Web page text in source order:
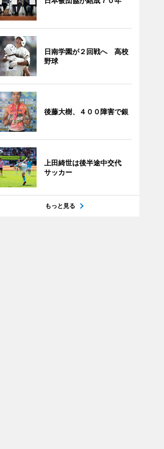
日南学園が２回戦へ 高校
野球
後藤大樹、４００障害で銀
上田綺世は後半途中交代
サッカー
もっと見る